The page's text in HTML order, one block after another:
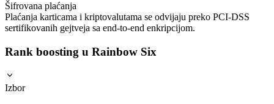
Šifrovana plaćanja
Plaćanja karticama i kriptovalutama se odvijaju preko PCI-DSS
sertifikovanih gejtveja sa end-to-end enkripcijom.
Rank boosting u Rainbow Six
Izbor